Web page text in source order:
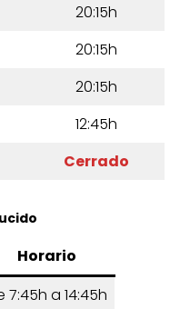
20:15h
20:15h
20:15h
12:45h
Cerrado
Horario
7:45h a 14:45h